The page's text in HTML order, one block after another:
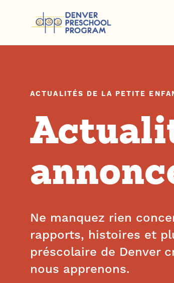
ACTUALITÉS DE LA PETITE
Ne manquez rien
rapports, histoires et
préscolaire de Denver
nous apprenons.